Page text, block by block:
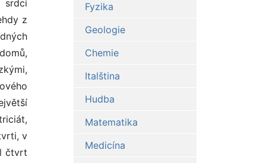
Fyzika
Geologie
Chemie
Italština
Hudba
Matematika
Medicína